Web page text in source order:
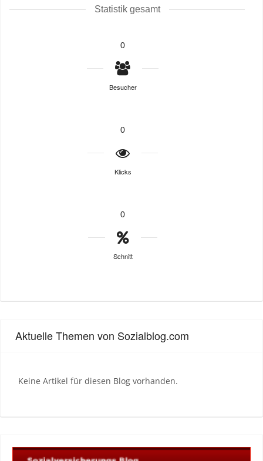
Statistik gesamt
0
Besucher
0
Klicks
0
Schnitt
Aktuelle Themen von Sozialblog.com
Keine Artikel für diesen Blog vorhanden.